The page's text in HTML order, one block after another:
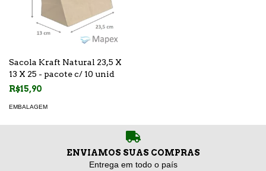
Sacola Kraft Natural 23,5 X
13 X 25 - pacote c/ 10 unid
R$15,90
EMBALAGEM
ENVIAMOS SUAS COMPRAS
Entrega em todo o país